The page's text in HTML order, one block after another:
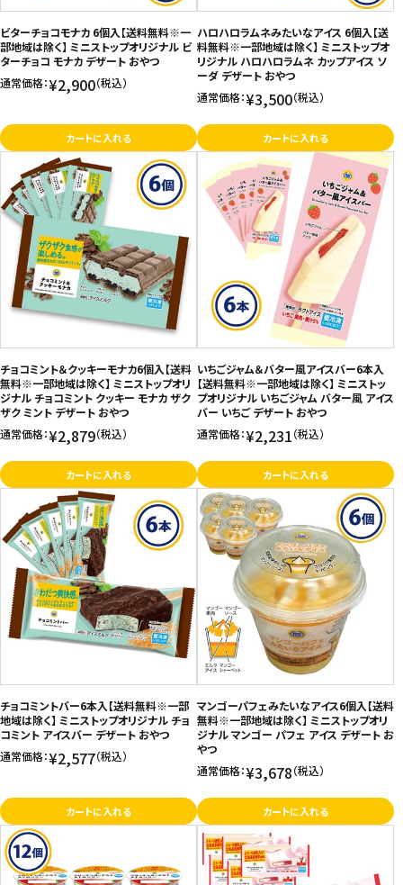
ビターチョコモナカ 6個入【送料無料※一
部地域は除く】 ミニストップオリジナル ビ
ターチョコ モナカ デザート おやつ
通常価格：¥2,900（税込）
カートに入れる
ハロハロラムネみたいなアイス 6個入【送
料無料※一部地域は除く】 ミニストップオ
リジナル ハロハロラムネ カップアイス ソ
ーダ デザート おやつ
通常価格：¥3,500（税込）
カートに入れる
チョコミント＆クッキーモナカ6個入【送料
無料※一部地域は除く】 ミニストップオリ
ジナル チョコミント クッキー モナカ ザク
ザク ミント デザート おやつ
通常価格：¥2,879（税込）
カートに入れる
いちごジャム＆バター風アイスバー6本入
【送料無料※一部地域は除く】 ミニストッ
プオリジナル いちごジャム バター風 アイス
バー いちご デザート おやつ
通常価格：¥2,231（税込）
カートに入れる
チョコミントバー6本入【送料無料※一部
地域は除く】 ミニストップオリジナル チョ
コミント アイスバー デザート おやつ
通常価格：¥2,577（税込）
カートに入れる
マンゴーパフェみたいなアイス6個入【送料
無料※一部地域は除く】 ミニストップオリ
ジナル マンゴー パフェ アイス デザート お
やつ
通常価格：¥3,678（税込）
カートに入れる